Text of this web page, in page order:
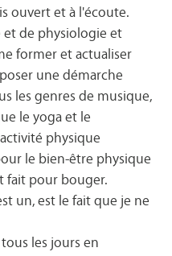
ouvert et à l'écoute.
et de physiologie et
former et actualiser
une démarche
les genres de musique,
le yoga et le
physique
le bien-être physique
fait pour bouger.
un, est le fait que je ne
les jours en